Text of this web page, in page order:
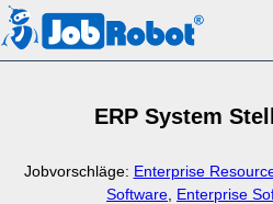
ERP System
Jobvorschläge: Enterprise
Software Enterprise